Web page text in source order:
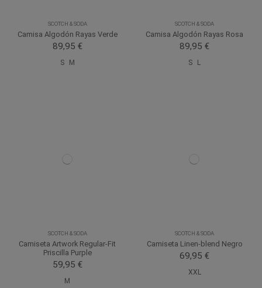
SCOTCH & SODA
Camisa Algodón Rayas Verde
89,95 €
S M
SCOTCH & SODA
Camisa Algodón Rayas Rosa
89,95 €
S L
SCOTCH & SODA
Camiseta Artwork Regular-Fit
Priscilla Purple
59,95 €
M
SCOTCH & SODA
Camiseta Linen-blend Negro
69,95 €
XXL